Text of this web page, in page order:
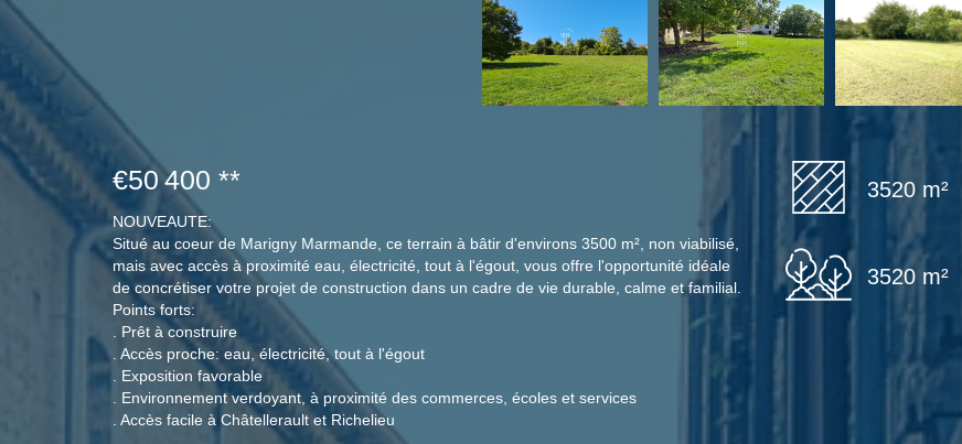
€50 400 **
NOUVEAUTE:
Situé au coeur de Marigny Marmande, ce terrain à bâtir d'environs 3500 m², non viabilisé,
mais avec accès à proximité eau, électricité, tout à l'égout, vous offre l'opportunité idéale
de concrétiser votre projet de construction dans un cadre de vie durable, calme et familial.
Points forts:
. Prêt à construire
. Accès proche: eau, électricité, tout à l'égout
. Exposition favorable
. Environnement verdoyant, à proximité des commerces, écoles et services
. Accès facile à Châtellerault et Richelieu
3520 m²
3520 m²